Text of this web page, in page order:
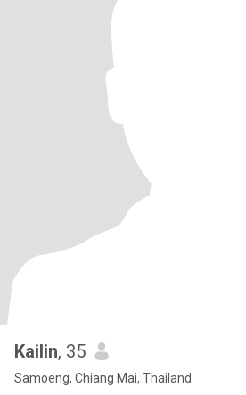
Kailin, 35
Samoeng, Chiang Mai, Thailand